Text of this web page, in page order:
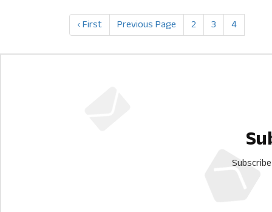
‹ First Previous Page 2 3 4